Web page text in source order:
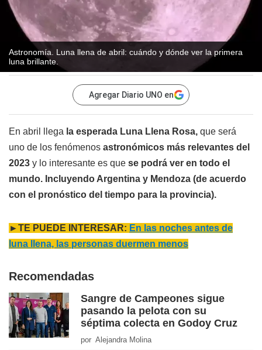
Astronomía. Luna llena de abril: cuándo y dónde ver la primera
luna brillante.
Agregar Diario UNO en
En abril llega la esperada Luna Llena Rosa, que será
uno de los fenómenos astronómicos más relevantes del
2023 y lo interesante es que se podrá ver en todo el
mundo. Incluyendo Argentina y Mendoza (de acuerdo
con el pronóstico del tiempo para la provincia).
►TE PUEDE INTERESAR: En las noches antes de
luna llena, las personas duermen menos
Recomendadas
Sangre de Campeones sigue
pasando la pelota con su
séptima colecta en Godoy Cruz
por Alejandra Molina